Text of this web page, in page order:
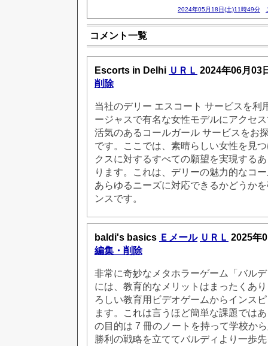
2024年05月18日(土)11時49分
コメント一覧
Escorts in Delhi ＵＲＬ 2024年06月03
削除
当社のデリー エスコート サービスを利
ージャスで有名な女性モデルにアクセ
活気のあるコールガール サービスをお
です。ここでは、素晴らしい女性を見
クスに対するすべての願望を実現する
ります。これは、デリーの魅力的なコ
あらゆるニーズに対応できるかどうか
ンスです。
baldi's basics Ｅメール ＵＲＬ 2025年
編集・削除
非常に奇妙なメタホラーゲーム「バル
には、教育的なメリットはまったくあ
ろしい教育用ビデオゲームからインス
ます。これは言うほど簡単な課題では
の目的は 7 冊のノートを持って学校か
勝利の戦略を立ててバルディより一歩